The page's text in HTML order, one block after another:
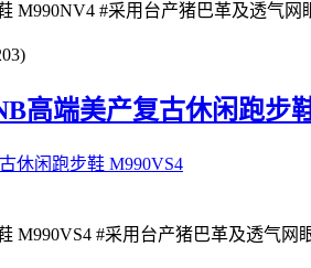
M990NV4 #采用台产猪巴革及透气
高端美产复古休闲跑步
M990VS4 #采用台产猪巴革及透气网